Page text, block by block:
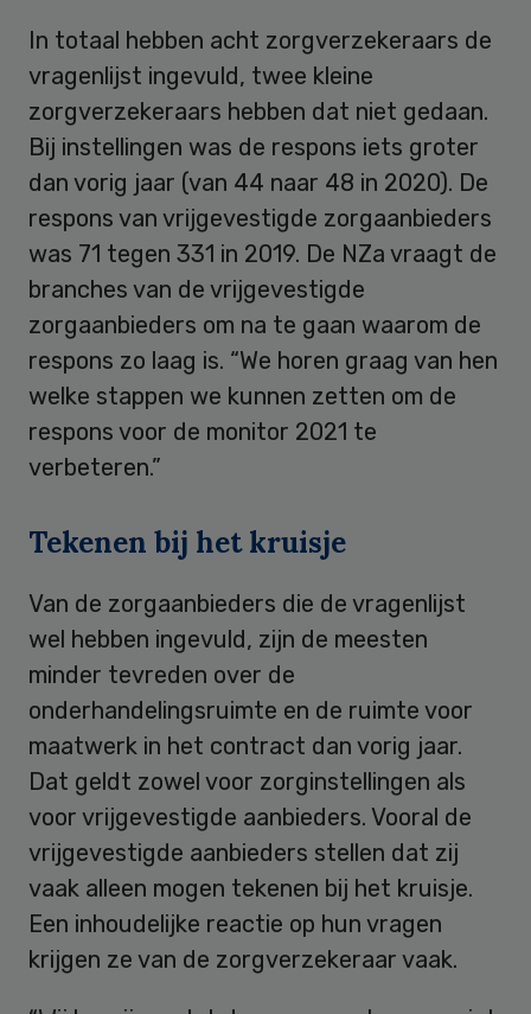
In totaal hebben acht zorgverzekeraars de
vragenlijst ingevuld, twee kleine
zorgverzekeraars hebben dat niet gedaan.
Bij instellingen was de respons iets groter
dan vorig jaar (van 44 naar 48 in 2020). De
respons van vrijgevestigde zorgaanbieders
was 71 tegen 331 in 2019. De NZa vraagt de
branches van de vrijgevestigde
zorgaanbieders om na te gaan waarom de
respons zo laag is. “We horen graag van hen
welke stappen we kunnen zetten om de
respons voor de monitor 2021 te
verbeteren.”
Tekenen bij het kruisje
Van de zorgaanbieders die de vragenlijst
wel hebben ingevuld, zijn de meesten
minder tevreden over de
onderhandelingsruimte en de ruimte voor
maatwerk in het contract dan vorig jaar.
Dat geldt zowel voor zorginstellingen als
voor vrijgevestigde aanbieders. Vooral de
vrijgevestigde aanbieders stellen dat zij
vaak alleen mogen tekenen bij het kruisje.
Een inhoudelijke reactie op hun vragen
krijgen ze van de zorgverzekeraar vaak.